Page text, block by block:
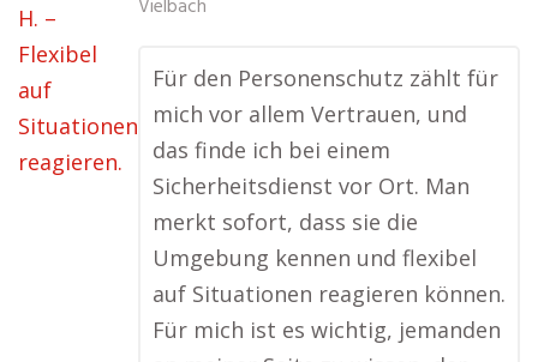
Vielbach
Für den Personenschutz zählt für
mich vor allem Vertrauen, und
das finde ich bei einem
Sicherheitsdienst vor Ort. Man
merkt sofort, dass sie die
Umgebung kennen und flexibel
auf Situationen reagieren können.
Für mich ist es wichtig, jemanden